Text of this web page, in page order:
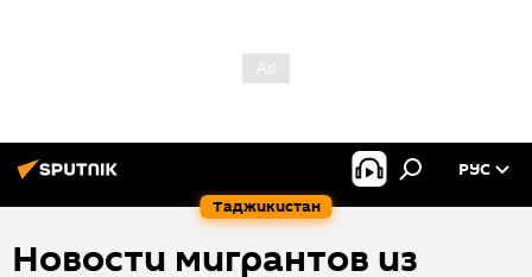
Таджикистан
РУС
Новости мигрантов из